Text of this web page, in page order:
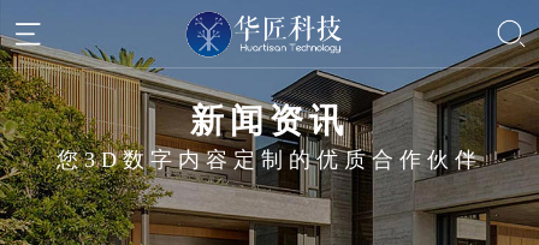
新闻资讯
您3D数字内容定制的优质合作伙伴